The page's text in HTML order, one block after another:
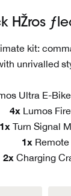
HŽros
kit:
unrivalled
Ultra E-
4x Lumos
1x Turn Signal
1x Remote
2x Charging